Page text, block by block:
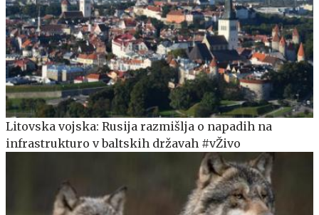
Litovska vojska: Rusija razmišlja o napadih na
infrastrukturo v baltskih državah #vŽivo